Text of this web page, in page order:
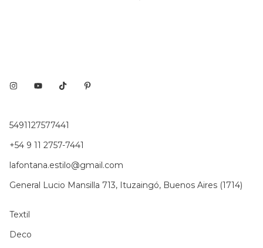
5491127577441
+54 9 11 2757-7441
lafontana.estilo@gmail.com
General Lucio Mansilla 713, Ituzaingó, Buenos Aires (1714)
Textil
Deco